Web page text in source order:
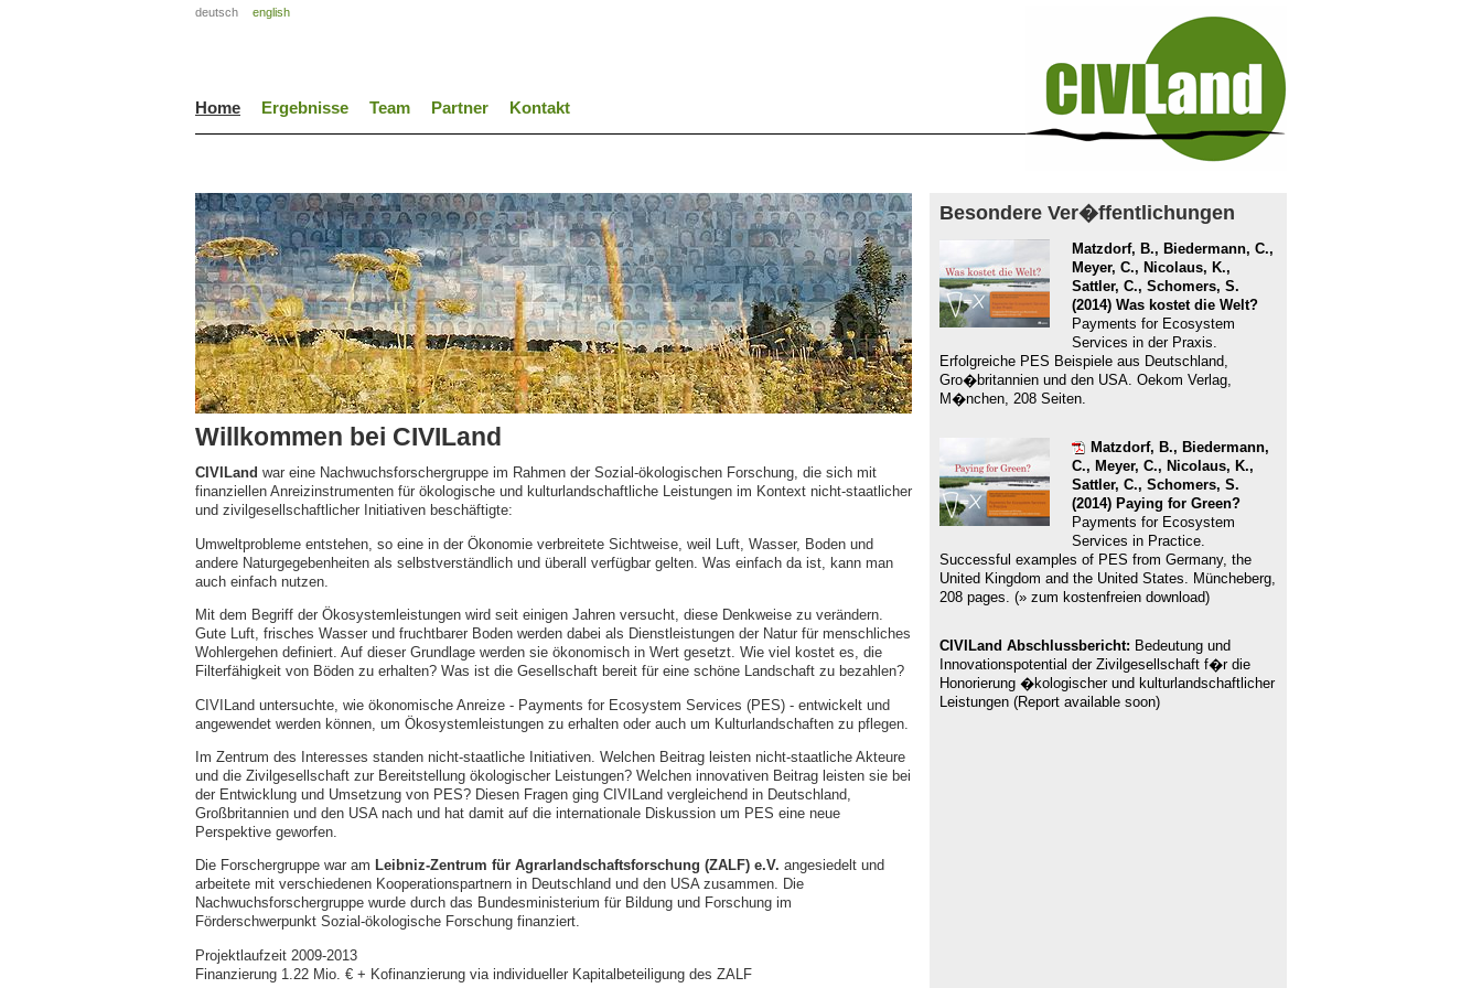
deutsch english
Home Ergebnisse Team Partner Kontakt
Willkommen bei CIVILand
CIVILand war eine Nachwuchsforschergruppe im Rahmen der Sozial-ökologischen Forschung, die sich mit
finanziellen Anreizinstrumenten für ökologische und kulturlandschaftliche Leistungen im Kontext nicht-staatlicher
und zivilgesellschaftlicher Initiativen beschäftigte:
Umweltprobleme entstehen, so eine in der Ökonomie verbreitete Sichtweise, weil Luft, Wasser, Boden und
andere Naturgegebenheiten als selbstverständlich und überall verfügbar gelten. Was einfach da ist, kann man
auch einfach nutzen.
Mit dem Begriff der Ökosystemleistungen wird seit einigen Jahren versucht, diese Denkweise zu verändern.
Gute Luft, frisches Wasser und fruchtbarer Boden werden dabei als Dienstleistungen der Natur für menschliches
Wohlergehen definiert. Auf dieser Grundlage werden sie ökonomisch in Wert gesetzt. Wie viel kostet es, die
Filterfähigkeit von Böden zu erhalten? Was ist die Gesellschaft bereit für eine schöne Landschaft zu bezahlen?
CIVILand untersuchte, wie ökonomische Anreize - Payments for Ecosystem Services (PES) - entwickelt und
angewendet werden können, um Ökosystemleistungen zu erhalten oder auch um Kulturlandschaften zu pflegen.
Im Zentrum des Interesses standen nicht-staatliche Initiativen. Welchen Beitrag leisten nicht-staatliche Akteure
und die Zivilgesellschaft zur Bereitstellung ökologischer Leistungen? Welchen innovativen Beitrag leisten sie bei
der Entwicklung und Umsetzung von PES? Diesen Fragen ging CIVILand vergleichend in Deutschland,
Großbritannien und den USA nach und hat damit auf die internationale Diskussion um PES eine neue
Perspektive geworfen.
Die Forschergruppe war am Leibniz-Zentrum für Agrarlandschaftsforschung (ZALF) e.V. angesiedelt und
arbeitete mit verschiedenen Kooperationspartnern in Deutschland und den USA zusammen. Die
Nachwuchsforschergruppe wurde durch das Bundesministerium für Bildung und Forschung im
Förderschwerpunkt Sozial-ökologische Forschung finanziert.
Projektlaufzeit 2009-2013
Finanzierung 1.22 Mio. € + Kofinanzierung via individueller Kapitalbeteiligung des ZALF
Besondere Ver�ffentlichungen
Matzdorf, B., Biedermann, C.,
Meyer, C., Nicolaus, K.,
Sattler, C., Schomers, S.
(2014) Was kostet die Welt?
Payments for Ecosystem
Services in der Praxis.
Erfolgreiche PES Beispiele aus Deutschland,
Gro�britannien und den USA. Oekom Verlag,
M�nchen, 208 Seiten.
Matzdorf, B., Biedermann,
C., Meyer, C., Nicolaus, K.,
Sattler, C., Schomers, S.
(2014) Paying for Green?
Payments for Ecosystem
Services in Practice.
Successful examples of PES from Germany, the
United Kingdom and the United States. Müncheberg,
208 pages. (» zum kostenfreien download)
CIVILand Abschlussbericht: Bedeutung und
Innovationspotential der Zivilgesellschaft f�r die
Honorierung �kologischer und kulturlandschaftlicher
Leistungen (Report available soon)